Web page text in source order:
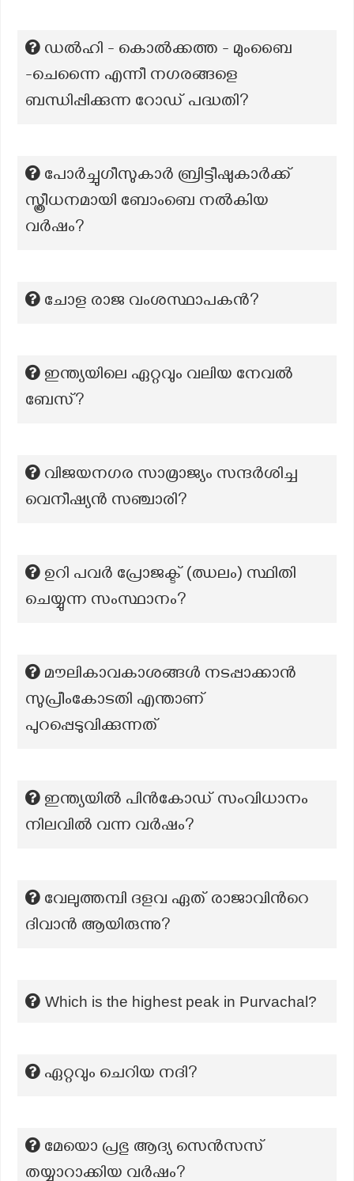
ഡൽഹി - കൊൽക്കത്ത - മുംബൈ
-ചെന്നൈ എന്നീ നഗരങ്ങളെ
ബന്ധിപ്പിക്കുന്ന റോഡ് പദ്ധതി?
പോർച്ചുഗീസുകാർ ബ്രിട്ടീഷുകാർക്ക്
സ്ത്രീധനമായി ബോംബെ നൽകിയ
വർഷം?
ചോള രാജ വംശസ്ഥാപകൻ?
ഇന്ത്യയിലെ ഏറ്റവും വലിയ നേവൽ
ബേസ്?
വിജയനഗര സാമ്രാജ്യം സന്ദർശിച്ച
വെനീഷ്യൻ സഞ്ചാരി?
ഉറി പവർ പ്രോജക്ട് (ഝലം) സ്ഥിതി
ചെയ്യുന്ന സംസ്ഥാനം?
മൗലികാവകാശങ്ങൾ നടപ്പാക്കാൻ
സുപ്രീംകോടതി എന്താണ്
പുറപ്പെടുവിക്കുന്നത്
ഇന്ത്യയിൽ പിൻകോഡ് സംവിധാനം
നിലവിൽ വന്ന വർഷം?
വേലുത്തമ്പി ദളവ ഏത് രാജാവിന്‍റെ
ദിവാൻ ആയിരുന്നു?
Which is the highest peak in Purvachal?
ഏറ്റവും ചെറിയ നദി?
മേയൊ പ്രഭു ആദ്യ സെൻസസ്
തയ്യാറാക്കിയ വർഷം?